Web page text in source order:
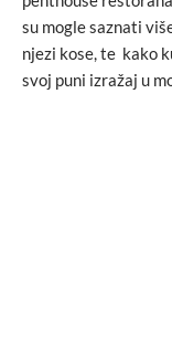
su mogle saznati
njezi kose, te kako
svoj puni izražaj u